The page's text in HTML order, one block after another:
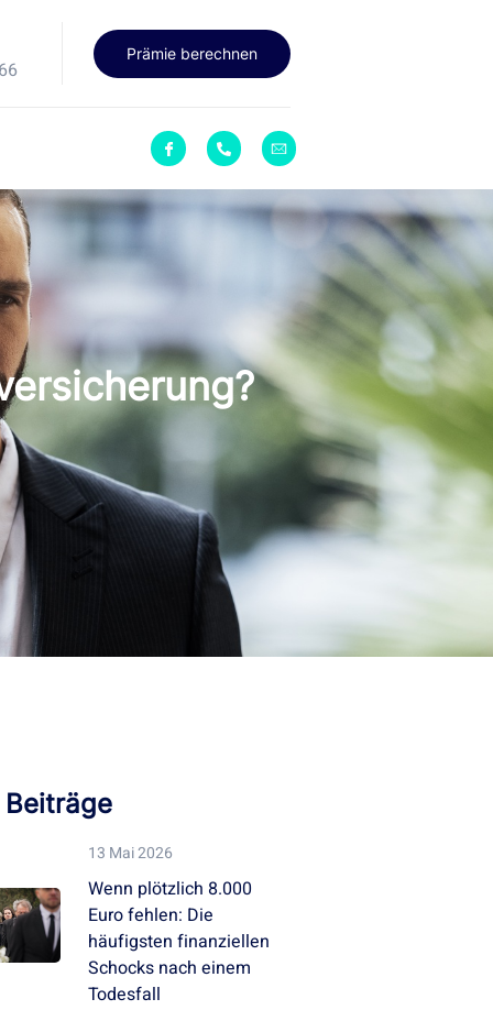
Prämie berechnen
13 Mai 2026
Wenn plötzlich 8.000
Euro fehlen: Die
häufigsten finanziellen
Schocks nach einem
Todesfall